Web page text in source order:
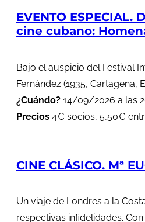
EVENTO ESPECIAL.
cine cubano:
Bajo el auspicio del Festival
Fernández (1935, Cartagena,
¿Cuándo? 14/09/2026 a las
Precios 4€ socios, 5,50€
CINE CLÁSICO. Mª
Un viaje de Londres a la
respectivas infidelidades. Con